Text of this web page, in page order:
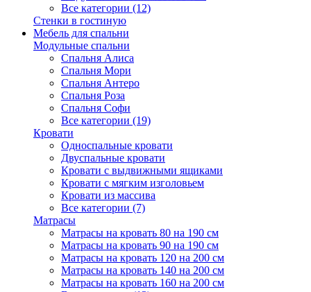
Все категории (12)
Стенки в гостиную
Мебель для спальни
Модульные спальни
Спальня Алиса
Спальня Мори
Спальня Антеро
Спальня Роза
Спальня Софи
Все категории (19)
Кровати
Односпальные кровати
Двуспальные кровати
Кровати с выдвижными ящиками
Кровати с мягким изголовьем
Кровати из массива
Все категории (7)
Матрасы
Матрасы на кровать 80 на 190 см
Матрасы на кровать 90 на 190 см
Матрасы на кровать 120 на 200 см
Матрасы на кровать 140 на 200 см
Матрасы на кровать 160 на 200 см